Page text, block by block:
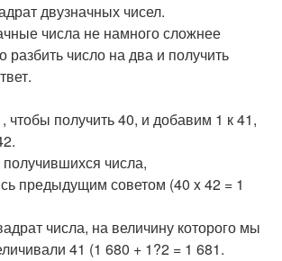
двузначных чисел.
числа не намного сложнее
разбить число на два и получить
чтобы получить 40, и добавим 1 к 41,
числа,
предыдущим советом (40 x 42 = 1
числа, на величину которого мы
41 (1 680 + 1?2 = 1 681.